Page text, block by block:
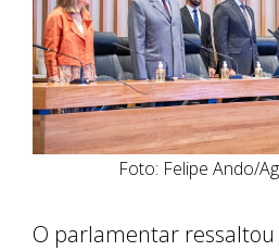
Foto: Felipe Ando/
O parlamentar ressaltou